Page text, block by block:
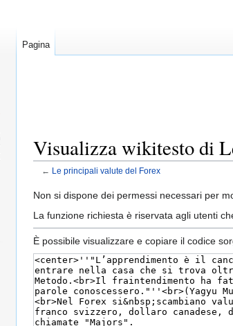
Visualizza wikitesto di
← Le principali valute del Forex
Jump
to
Jump
to
Non si dispone dei permessi necessari per
La funzione richiesta è riservata agli utenti
È possibile visualizzare e copiare il codice
Pagina